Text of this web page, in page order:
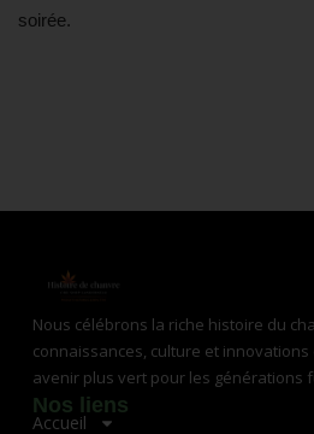
soirée.
Nous célébrons la riche histoire du
connaissances, culture et
avenir plus vert pour les générations
Nos liens
Accueil